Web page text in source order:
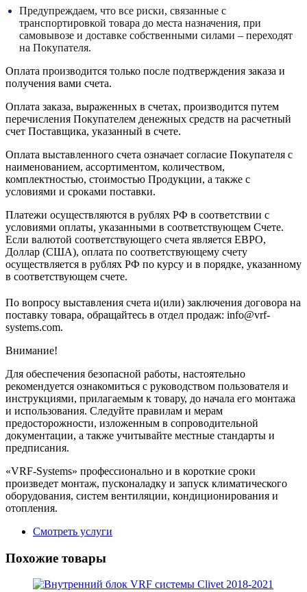
Предупреждаем, что все риски, связанные с
транспортировкой товара до места назначения, при
самовывозе и доставке собственными силами – переходят
на Покупателя.
Оплата производится только после подтверждения заказа и
получения вами счета.
Оплата заказа, выраженных в счетах, производится путем
перечисления Покупателем денежных средств на расчетный
счет Поставщика, указанный в счете.
Оплата выставленного счета означает согласие Покупателя с
наименованием, ассортиментом, количеством,
комплектностью, стоимостью Продукции, а также с
условиями и сроками поставки.
Платежи осуществляются в рублях РФ в соответствии с
условиями оплаты, указанными в соответствующем Счете.
Если валютой соответствующего счета является ЕВРО,
Доллар (США), оплата по соответствующему cчету
осуществляется в рублях РФ по курсу и в порядке, указанному
в соответствующем cчете.
По вопросу выставления счета и(или) заключения договора на
поставку товара, обращайтесь в отдел продаж: info@vrf-
systems.com.
Внимание!
Для обеспечения безопасной работы, настоятельно
рекомендуется ознакомиться с руководством пользователя и
инструкциями, прилагаемым к товару, до начала его монтажа
и использования. Следуйте правилам и мерам
предосторожности, изложенным в сопроводительной
документации, а также учитывайте местные стандарты и
предписания.
«VRF-Systems» профессионально и в короткие сроки
произведет монтаж, пусконаладку и запуск климатического
оборудования, систем вентиляции, кондиционирования и
отопления.
Смотреть услуги
Похожие товары